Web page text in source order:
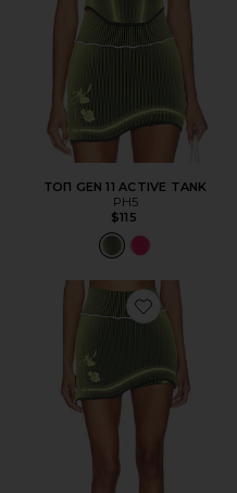
ТОП GEN 11 ACTIVE TANK
PH5
$115
Favorite ЮБКА-